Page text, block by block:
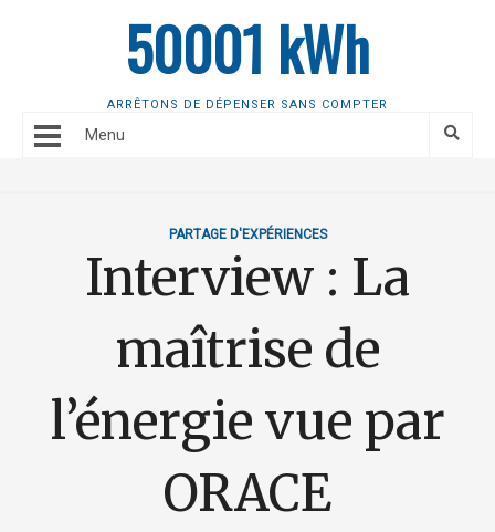
50001 kWh
ARRÊTONS DE DÉPENSER SANS COMPTER
Menu
PARTAGE D'EXPÉRIENCES
Interview : La
maîtrise de
l’énergie vue par
ORACE